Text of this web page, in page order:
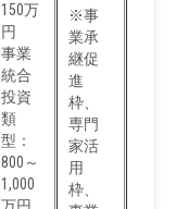
150万
円
事業
統合
投資
類
型：
800～
1,000
※事
業承
継促
進
枠、
専門
家活
用
枠、